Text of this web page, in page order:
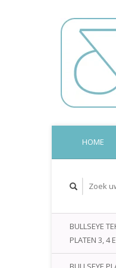
HOME
BULLSEYE
PLATEN 3, 4